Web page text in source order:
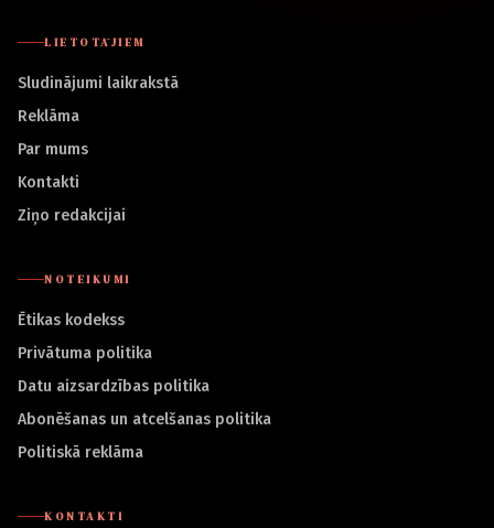
LIETOTĀJIEM
Sludinājumi laikrakstā
Reklāma
Par mums
Kontakti
Ziņo redakcijai
NOTEIKUMI
Ētikas kodekss
Privātuma politika
Datu aizsardzības politika
Abonēšanas un atcelšanas politika
Politiskā reklāma
KONTAKTI